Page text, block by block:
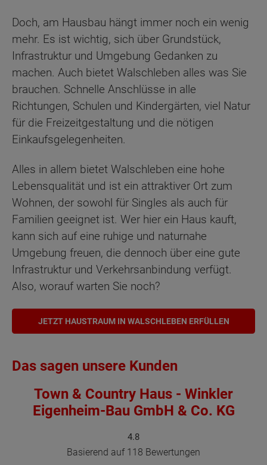
Doch, am Hausbau hängt immer noch ein wenig
mehr. Es ist wichtig, sich über Grundstück,
Infrastruktur und Umgebung Gedanken zu
machen. Auch bietet Walschleben alles was Sie
brauchen. Schnelle Anschlüsse in alle
Richtungen, Schulen und Kindergärten, viel Natur
für die Freizeitgestaltung und die nötigen
Einkaufsgelegenheiten.
Alles in allem bietet Walschleben eine hohe
Lebensqualität und ist ein attraktiver Ort zum
Wohnen, der sowohl für Singles als auch für
Familien geeignet ist. Wer hier ein Haus kauft,
kann sich auf eine ruhige und naturnahe
Umgebung freuen, die dennoch über eine gute
Infrastruktur und Verkehrsanbindung verfügt.
Also, worauf warten Sie noch?
JETZT HAUSTRAUM IN WALSCHLEBEN ERFÜLLEN
Das sagen unsere Kunden
Town & Country Haus - Winkler
Eigenheim-Bau GmbH & Co. KG
4.8
Basierend auf 118 Bewertungen